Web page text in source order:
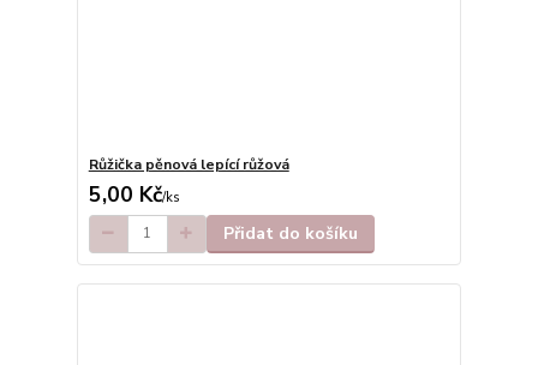
Růžička pěnová lepící růžová
5,00 Kč/ks
Přidat do košíku